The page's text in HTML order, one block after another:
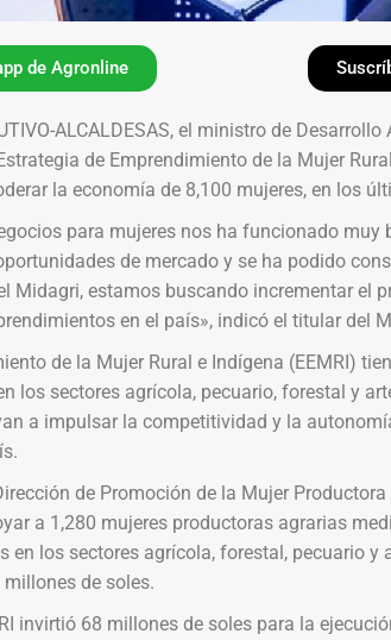
de Agronline
ALCALDESAS, el ministro de
de Emprendimiento de la Mujer
la economía de 8,100 mujeres, en los
para mujeres nos ha funcionado muy
de mercado y se ha podido
Midagri, estamos buscando incrementar el
en el país», indicó el titular del
de la Mujer Rural e Indígena (EEMRI)
los sectores agrícola, pecuario, forestal y
a impulsar la competitividad y la
de Promoción de la Mujer
a 1,280 mujeres productoras agrarias
en los sectores agrícola, forestal, pecuario y
de soles.
invirtió 68 millones de soles para la